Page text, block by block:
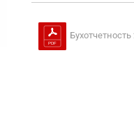
Бухотчетность